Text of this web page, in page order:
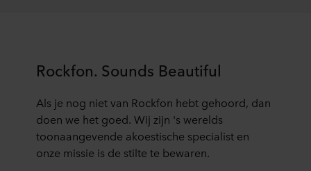
Rockfon. Sounds Beautiful
Als je nog niet van Rockfon hebt gehoord, dan
doen we het goed. Wij zijn 's werelds
toonaangevende akoestische specialist en
onze missie is de stilte te bewaren.